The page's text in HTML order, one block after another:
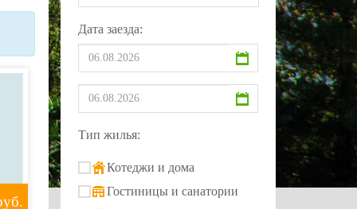
Дата заезда:
Тип жилья:
Котеджи и дома
Гостиницы и санатории